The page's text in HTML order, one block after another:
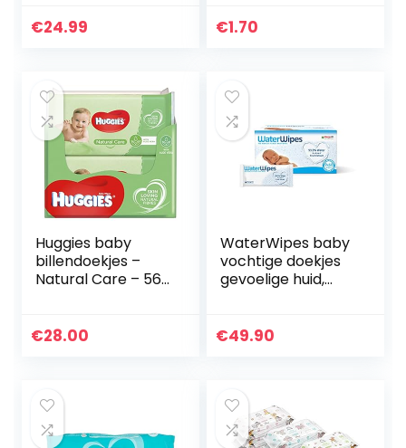
€24.99 €1.70
Huggies baby
billendoekjes –
Natural Care – 560
g
€28.00
WaterWipes baby
vochtige doekjes
gevoelige huid,
vochtige doekjes
€49.90